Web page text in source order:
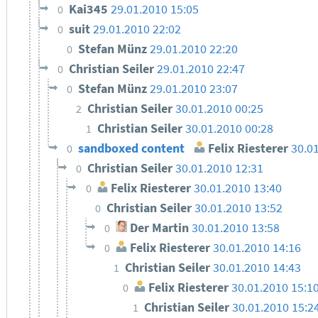
0 Kai345 29.01.2010 15:05
0 suit29.01.2010 22:02
0 Stefan Münz29.01.2010 22:20
0 Christian Seiler29.01.2010 22:47
0 Stefan Münz29.01.2010 23:07
2 Christian Seiler30.01.2010 00:25
1 Christian Seiler30.01.2010 00:28
0 sandboxed content Felix Riesterer
0 Christian Seiler30.01.2010 12:31
0 Felix Riesterer30.01.2010 13:40
0 Christian Seiler30.01.2010 13:52
0 Der Martin30.01.2010 13:58
0 Felix Riesterer30.01.2010 14:16
1 Christian Seiler30.01.2010 14:43
0 Felix Riesterer30.01.2010
1 Christian Seiler30.01.2010